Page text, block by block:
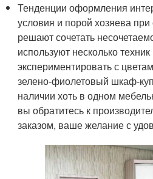
Тенденции оформления
условия и порой хозяева
решают сочетать
используют несколько
экспериментировать с
зелено-фиолетовый шкаф-
наличии хоть в одном
вы обратитесь к
заказом, ваше желание с